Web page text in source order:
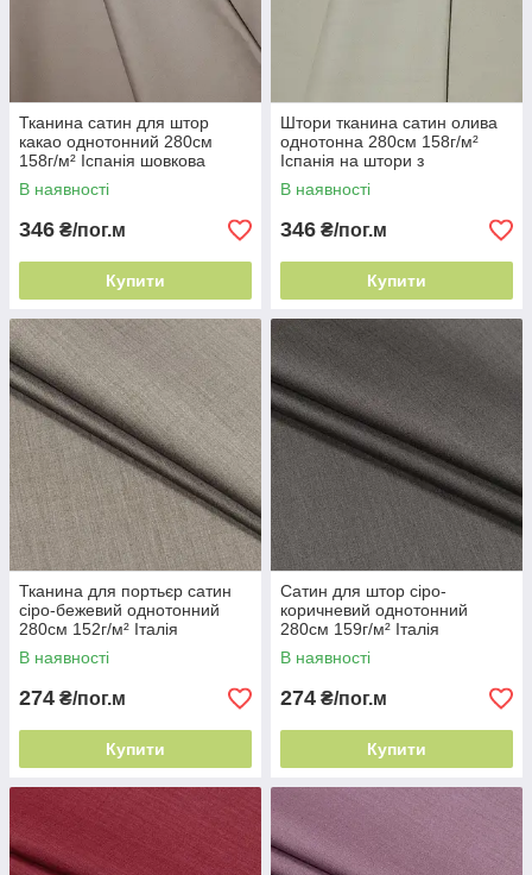
Тканина сатин для штор
какао однотонний 280см
158г/м² Іспанія шовкова
фактура
В наявності
346 ₴/пог.м
Купити
Штори тканина сатин олива
однотонна 280см 158г/м²
Іспанія на штори з
переливом
В наявності
346 ₴/пог.м
Купити
Тканина для портьєр сатин
сіро-бежевий однотонний
280см 152г/м² Італія
портьєрний шовк
В наявності
274 ₴/пог.м
Купити
Сатин для штор сіро-
коричневий однотонний
280см 159г/м² Італія
струмлива тканина
В наявності
274 ₴/пог.м
Купити